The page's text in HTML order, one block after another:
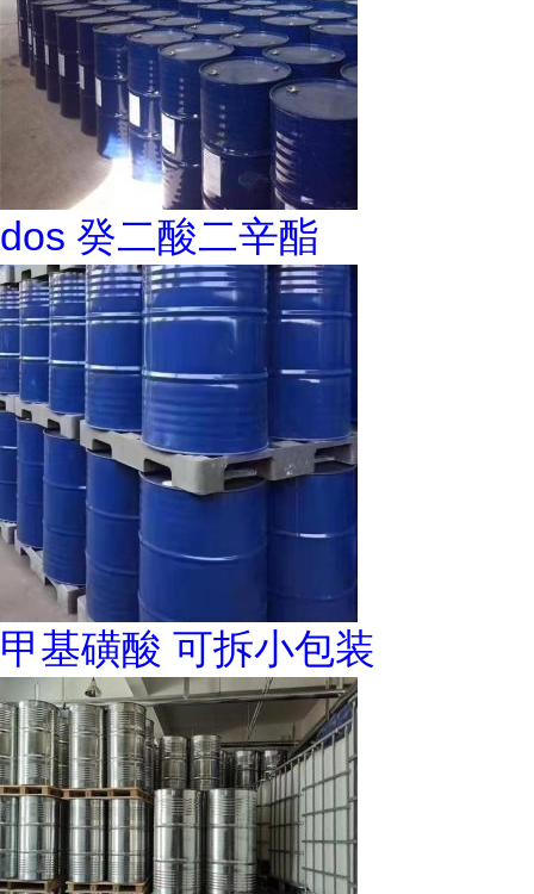
dos 癸二酸二辛酯
甲基磺酸 可拆小包装